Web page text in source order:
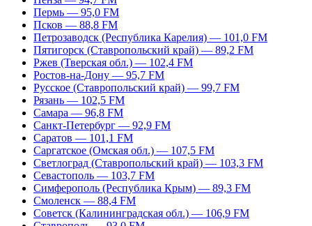
Пермь — 95,0 FM
Псков — 88,8 FM
Петрозаводск (Республика Карелия) — 101,0 FM
Пятигорск (Ставропольский край) — 89,2 FM
Ржев (Тверская обл.) — 102,4 FM
Ростов-на-Дону — 95,7 FM
Русское (Ставропольский край) — 99,7 FM
Рязань — 102,5 FM
Самара — 96,8 FM
Санкт-Петербург — 92,9 FM
Саратов — 101,1 FM
Саргатское (Омская обл.) — 107,5 FM
Светлоград (Ставропольский край) — 103,3 FM
Севастополь — 103,7 FM
Симферополь (Республика Крым) — 89,3 FM
Смоленск — 88,4 FM
Советск (Калининградская обл.) — 106,9 FM